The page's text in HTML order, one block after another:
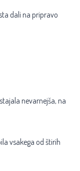
dali na pripravo
nevarnejša, na
vsakega od štirih